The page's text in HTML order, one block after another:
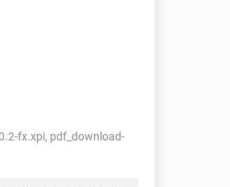
fx.xpi, pdf_download-